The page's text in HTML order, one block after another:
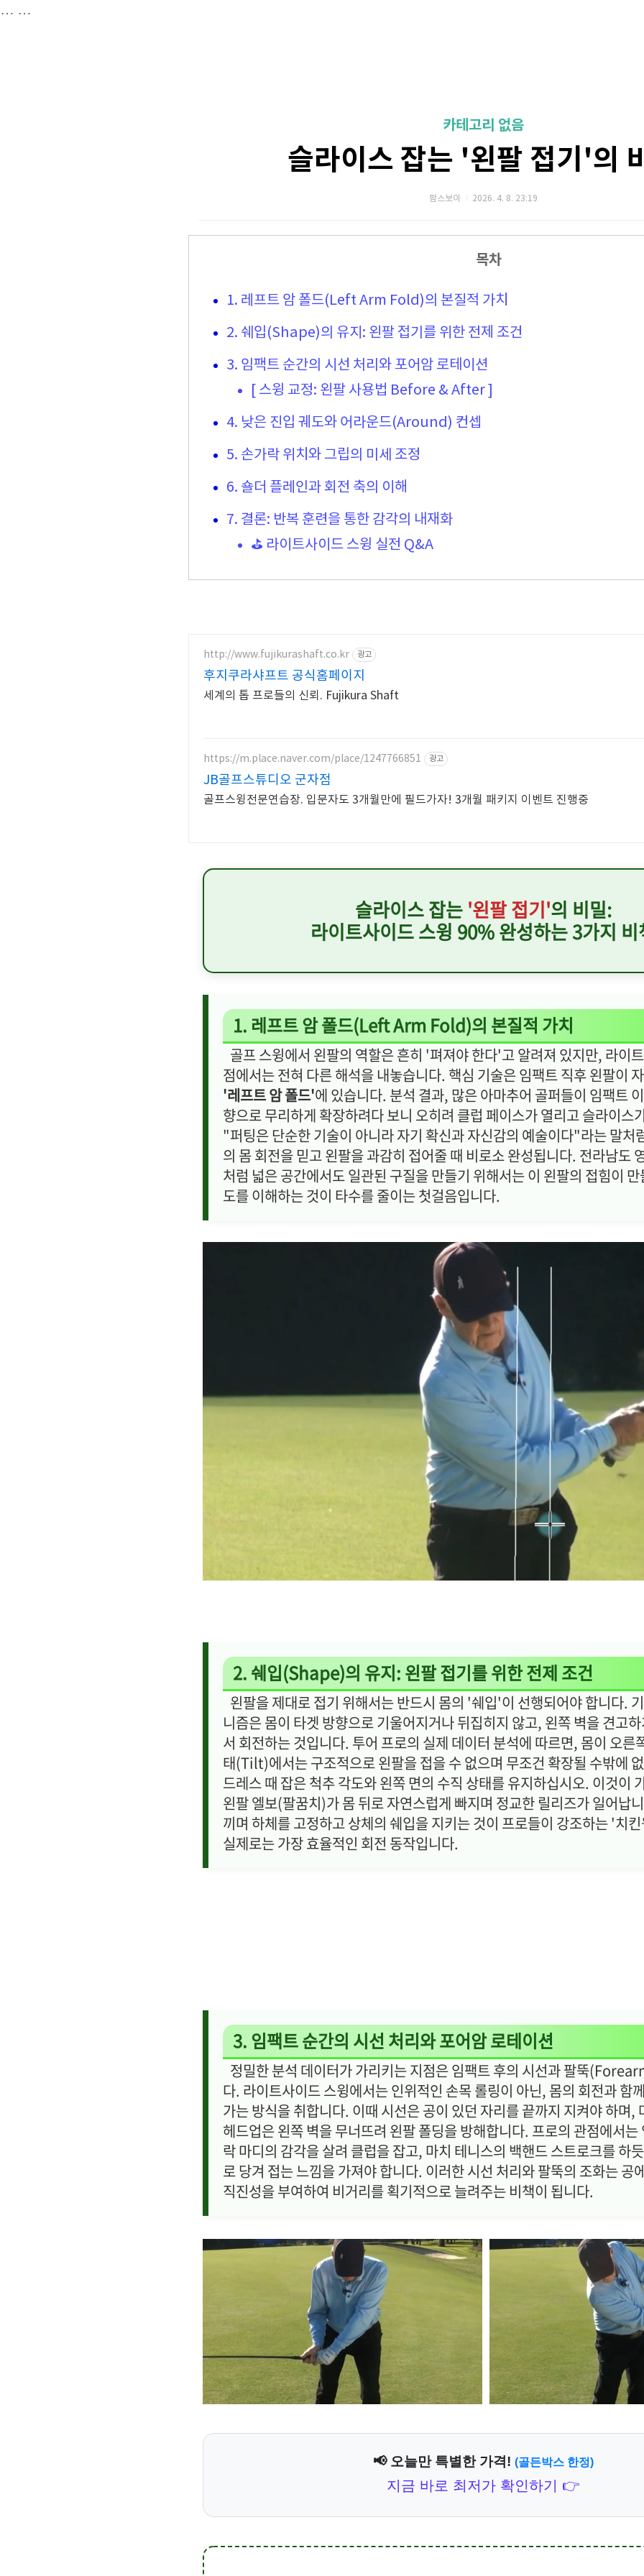
… …
카테고리 없음
슬라이스 잡는 '왼팔 접기'의
팜스보이 2026. 4. 8. 23:19
목차
1. 레프트 암 폴드(Left Arm Fold)의 본질적 가치
2. 쉐입(Shape)의 유지: 왼팔 접기를 위한 전제 조건
3. 임팩트 순간의 시선 처리와 포어암 로테이션
[ 스윙 교정: 왼팔 사용법 Before & After ]
4. 낮은 진입 궤도와 어라운드(Around) 컨셉
5. 손가락 위치와 그립의 미세 조정
6. 숄더 플레인과 회전 축의 이해
7. 결론: 반복 훈련을 통한 감각의 내재화
⛳ 라이트사이드 스윙 실전 Q&A
http://www.fujikurashaft.co.kr 광고
후지쿠라샤프트 공식홈페이지
세계의 톱 프로들의 신뢰. Fujikura Shaft
https://m.place.naver.com/place/1247766851 광고
JB골프스튜디오 군자점
골프스윙전문연습장. 입문자도 3개월만에 필드가자! 3개월 패키지 이벤트 진행중
슬라이스 잡는 '왼팔 접기'의 비밀:
라이트사이드 스윙 90% 완성하는 3가지 비
1. 레프트 암 폴드(Left Arm Fold)의 본질적 가치
골프 스윙에서 왼팔의 역할은 흔히 '펴져야 한다'고 알려져 있지만, 라이
점에서는 전혀 다른 해석을 내놓습니다. 핵심 기술은 임팩트 직후 왼팔이
'레프트 암 폴드'에 있습니다. 분석 결과, 많은 아마추어 골퍼들이 임팩트
향으로 무리하게 확장하려다 보니 오히려 클럽 페이스가 열리고 슬라이스
"퍼팅은 단순한 기술이 아니라 자기 확신과 자신감의 예술이다"라는 말처
의 몸 회전을 믿고 왼팔을 과감히 접어줄 때 비로소 완성됩니다. 전라남도
처럼 넓은 공간에서도 일관된 구질을 만들기 위해서는 이 왼팔의 접힘이
도를 이해하는 것이 타수를 줄이는 첫걸음입니다.
2. 쉐입(Shape)의 유지: 왼팔 접기를 위한 전제 조건
왼팔을 제대로 접기 위해서는 반드시 몸의 '쉐입'이 선행되어야 합니다.
니즘은 몸이 타겟 방향으로 기울어지거나 뒤집히지 않고, 왼쪽 벽을 견고
서 회전하는 것입니다. 투어 프로의 실제 데이터 분석에 따르면, 몸이 오른
태(Tilt)에서는 구조적으로 왼팔을 접을 수 없으며 무조건 확장될 수밖에
드레스 때 잡은 척추 각도와 왼쪽 면의 수직 상태를 유지하십시오. 이것이
왼팔 엘보(팔꿈치)가 몸 뒤로 자연스럽게 빠지며 정교한 릴리즈가 일어납
끼며 하체를 고정하고 상체의 쉐입을 지키는 것이 프로들이 강조하는 '치
실제로는 가장 효율적인 회전 동작입니다.
3. 임팩트 순간의 시선 처리와 포어암 로테이션
정밀한 분석 데이터가 가리키는 지점은 임팩트 후의 시선과 팔뚝
다. 라이트사이드 스윙에서는 인위적인 손목 롤링이 아닌, 몸의 회전과 함
가는 방식을 취합니다. 이때 시선은 공이 있던 자리를 끝까지 지켜야 하며,
헤드업은 왼쪽 벽을 무너뜨려 왼팔 폴딩을 방해합니다. 프로의 관점에서는
락 마디의 감각을 살려 클럽을 잡고, 마치 테니스의 백핸드 스트로크를 하
로 당겨 접는 느낌을 가져야 합니다. 이러한 시선 처리와 팔뚝의 조화는 공
직진성을 부여하여 비거리를 획기적으로 늘려주는 비책이 됩니다.
📢 오늘만 특별한 가격! (골든박스 한정)
지금 바로 최저가 확인하기 👉